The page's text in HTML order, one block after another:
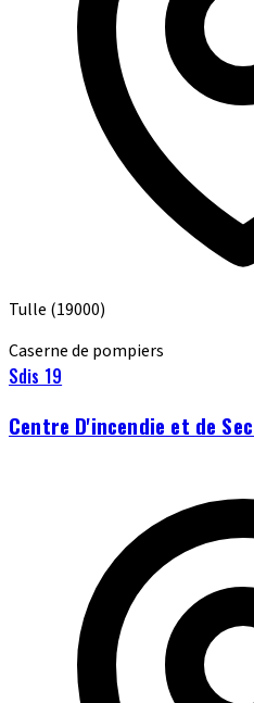
Tulle (19000)
Caserne de pompiers
Sdis 19
Centre D'incendie et de